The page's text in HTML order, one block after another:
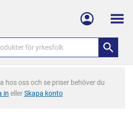
Meny
hos oss och se priser behöver du
in ellerSkapa konto